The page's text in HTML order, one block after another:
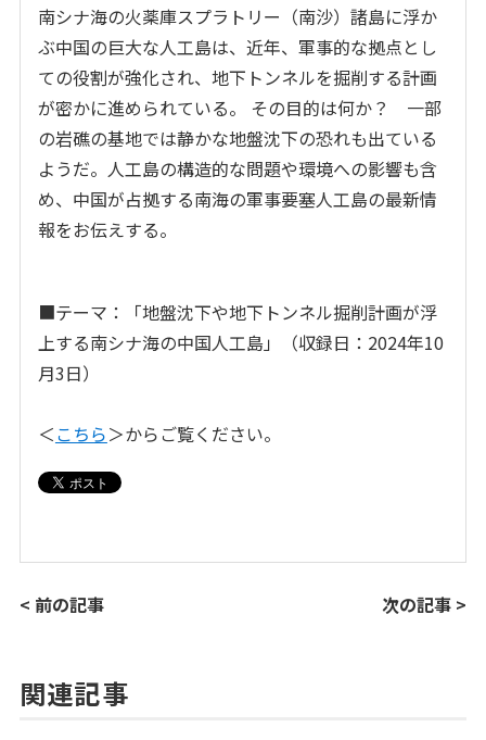
南シナ海の火薬庫スプラトリー（南沙）諸島に浮か
ぶ中国の巨大な人工島は、近年、軍事的な拠点とし
ての役割が強化され、地下トンネルを掘削する計画
が密かに進められている。 その目的は何か？ 一部
の岩礁の基地では静かな地盤沈下の恐れも出ている
ようだ。人工島の構造的な問題や環境への影響も含
め、中国が占拠する南海の軍事要塞人工島の最新情
報をお伝えする。
■テーマ：「地盤沈下や地下トンネル掘削計画が浮
上する南シナ海の中国人工島」（収録日：2024年10
月3日）
＜こちら＞からご覧ください。
< 前の記事 次の記事 >
関連記事